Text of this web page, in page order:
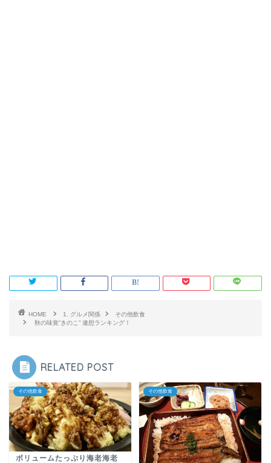
HOME 1. グルメ関係
その他飲食
秋の味覚”きのこ” 連想ランキング！
RELATED POST
その他飲食
ボリュームたっぷり海老海老
その他飲食